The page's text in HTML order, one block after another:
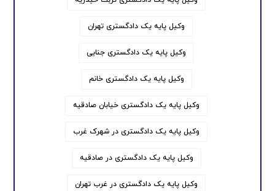
وکیل پایه یک دادگستری تهران
وکیل پایه یک دادگستری جنایی
وکیل پایه یک دادگستری خانم
وکیل پایه یک دادگستری خیابان صادقیه
وکیل پایه یک دادگستری در شهرک غرب
وکیل پایه یک دادگستری در صادقیه
وکیل پایه یک دادگستری در غرب تهران